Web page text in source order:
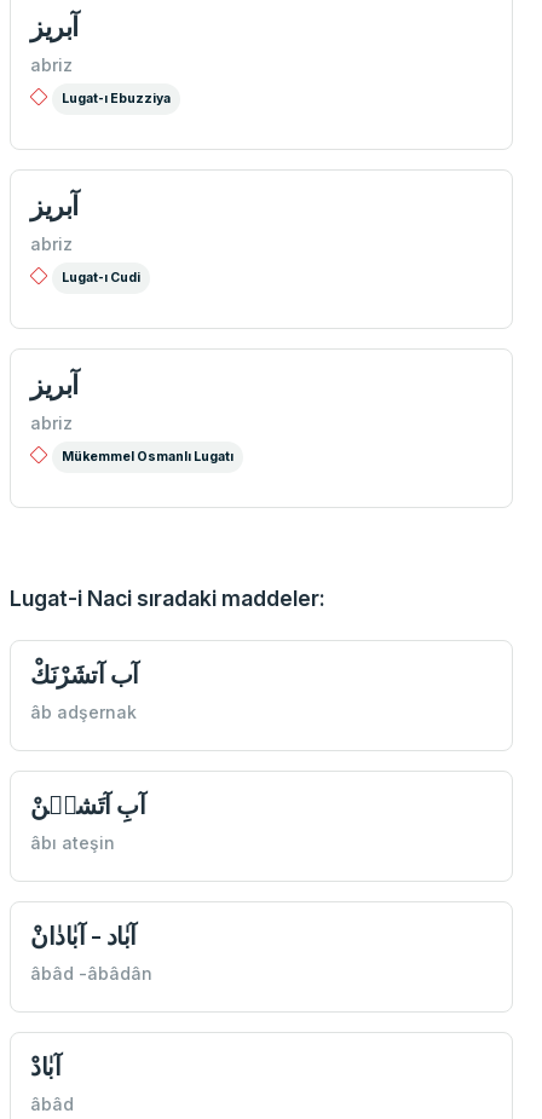
آبريز
abriz
Lugat-ı Ebuzziya
آبریز
abriz
Lugat-ı Cudi
آبریز
abriz
Mükemmel Osmanlı Lugatı
Lugat-i Naci sıradaki maddeler:
آب آتشَرْنَكْ
âb adşernak
آبِ آتَشيٖنْ
âbı ateşin
آبٰاد - آبٰادٰانْ
âbâd -âbâdân
آبٰادْ
âbâd